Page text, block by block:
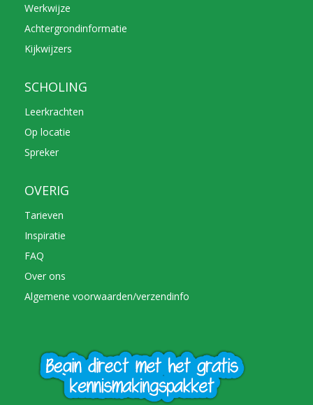
Werkwijze
Achtergrondinformatie
Kijkwijzers
SCHOLING
Leerkrachten
Op locatie
Spreker
OVERIG
Tarieven
Inspiratie
FAQ
Over ons
Algemene voorwaarden/verzendinfo